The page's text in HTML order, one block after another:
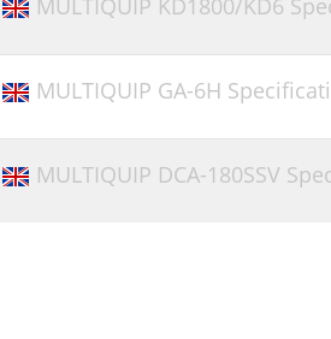
MULTIQUIP KD1800/KD6
MULTIQUIP GA-6H
MULTIQUIP DCA-180SSV